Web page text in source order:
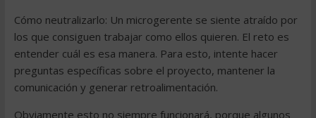
Cómo neutralizarlo: Un microgerente se siente atraído por
los que consiguen trabajar como ellos quieren. El reto es
entender cuál es esa manera. Para esto, intente hacer
preguntas específicas sobre el proyecto, mantener la
comunicación y generar retroalimentación.
Obviamente esto no siempre funcionará, porque algunos